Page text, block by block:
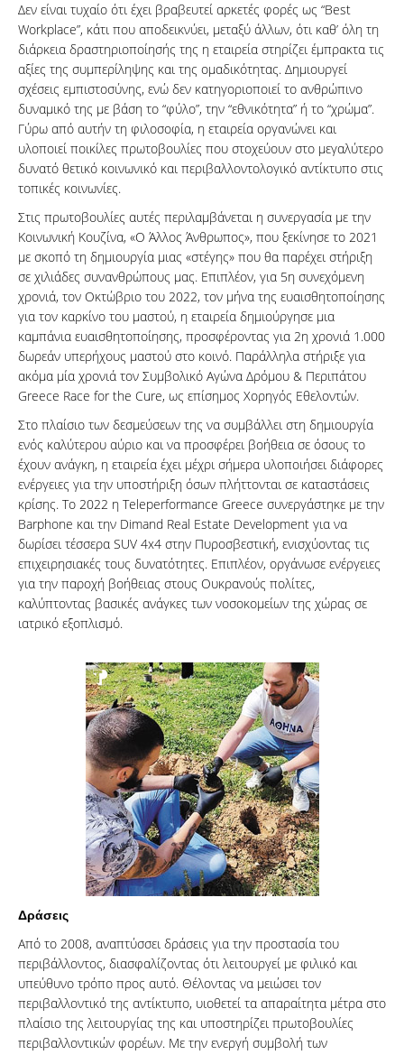
Δεν είναι τυχαίο ότι έχει βραβευτεί αρκετές φορές ως “Best
Workplace”, κάτι που αποδεικνύει, μεταξύ άλλων, ότι καθ’ όλη τη
διάρκεια δραστηριοποίησής της η εταιρεία στηρίζει έμπρακτα τις
αξίες της συμπερίληψης και της ομαδικότητας. Δημιουργεί
σχέσεις εμπιστοσύνης, ενώ δεν κατηγοριοποιεί το ανθρώπινο
δυναμικό της με βάση το “φύλο”, την “εθνικότητα” ή το “χρώμα”.
Γύρω από αυτήν τη φιλοσοφία, η εταιρεία οργανώνει και
υλοποιεί ποικίλες πρωτοβουλίες που στοχεύουν στο μεγαλύτερο
δυνατό θετικό κοινωνικό και περιβαλλοντολογικό αντίκτυπο στις
τοπικές κοινωνίες.
Στις πρωτοβουλίες αυτές περιλαμβάνεται η συνεργασία με την
Κοινωνική Κουζίνα, «Ο Άλλος Άνθρωπος», που ξεκίνησε το 2021
με σκοπό τη δημιουργία μιας «στέγης» που θα παρέχει στήριξη
σε χιλιάδες συνανθρώπους μας. Επιπλέον, για 5η συνεχόμενη
χρονιά, τον Οκτώβριο του 2022, τον μήνα της ευαισθητοποίησης
για τον καρκίνο του μαστού, η εταιρεία δημιούργησε μια
καμπάνια ευαισθητοποίησης, προσφέροντας για 2η χρονιά 1.000
δωρεάν υπερήχους μαστού στο κοινό. Παράλληλα στήριξε για
ακόμα μία χρονιά τον Συμβολικό Αγώνα Δρόμου & Περιπάτου
Greece Race for the Cure, ως επίσημος Χορηγός Εθελοντών.
Στο πλαίσιο των δεσμεύσεων της να συμβάλλει στη δημιουργία
ενός καλύτερου αύριο και να προσφέρει βοήθεια σε όσους το
έχουν ανάγκη, η εταιρεία έχει μέχρι σήμερα υλοποιήσει διάφορες
ενέργειες για την υποστήριξη όσων πλήττονται σε καταστάσεις
κρίσης. Το 2022 η Teleperformance Greece συνεργάστηκε με την
Barphone και την Dimand Real Estate Development για να
δωρίσει τέσσερα SUV 4x4 στην Πυροσβεστική, ενισχύοντας τις
επιχειρησιακές τους δυνατότητες. Επιπλέον, οργάνωσε ενέργειες
για την παροχή βοήθειας στους Ουκρανούς πολίτες,
καλύπτοντας βασικές ανάγκες των νοσοκομείων της χώρας σε
ιατρικό εξοπλισμό.
Δράσεις
Από το 2008, αναπτύσσει δράσεις για την προστασία του
περιβάλλοντος, διασφαλίζοντας ότι λειτουργεί με φιλικό και
υπεύθυνο τρόπο προς αυτό. Θέλοντας να μειώσει τον
περιβαλλοντικό της αντίκτυπο, υιοθετεί τα απαραίτητα μέτρα στο
πλαίσιο της λειτουργίας της και υποστηρίζει πρωτοβουλίες
περιβαλλοντικών φορέων. Με την ενεργή συμβολή των